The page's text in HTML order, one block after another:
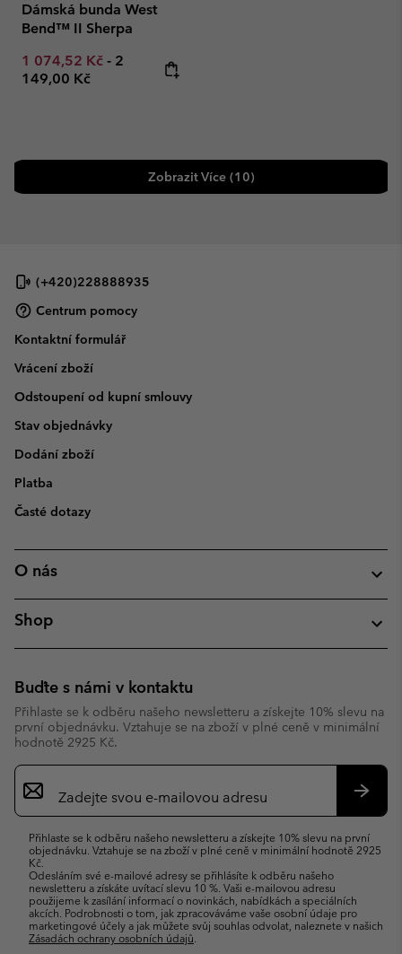
Dámská bunda West
Bend™ II Sherpa
Minimum sale price:
1 074,52 Kč - Maximum price:
2
149,00 Kč
Zobrazit Více (10)
(+420)228888935
Centrum pomocy
Kontaktní formulář
Vrácení zboží
Odstoupení od kupní smlouvy
Stav objednávky
Dodání zboží
Platba
Časté dotazy
O nás
Shop
Buďte s námi v kontaktu
Přihlaste se k odběru našeho newsletteru a získejte 10% slevu na
první objednávku. Vztahuje se na zboží v plné ceně v minimální
hodnotě 2925 Kč.
Přihlášení
odběru
mailů
Přihlaste se k odběru našeho newsletteru a získejte 10% slevu na první
objednávku. Vztahuje se na zboží v plné ceně v minimální hodnotě 2925
Kč.
Odesláním své e-mailové adresy se přihlásíte k odběru našeho
newsletteru a získáte uvítací slevu 10 %. Vaši e-mailovou adresu
použijeme k zasílání informací o novinkách, nabídkách a speciálních
akcích. Podrobnosti o tom, jak zpracováváme vaše osobní údaje pro
marketingové účely a jak můžete svůj souhlas odvolat, naleznete v našich
Zásadách ochrany osobních údajů